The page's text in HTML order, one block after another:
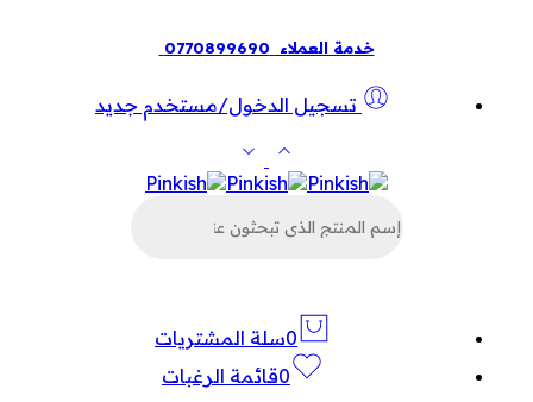
خدمة العملاء 0770899690
تسجيل الدخول/مستخدم جديد
عن
0سلة المشتريات
0قائمة الرغبات